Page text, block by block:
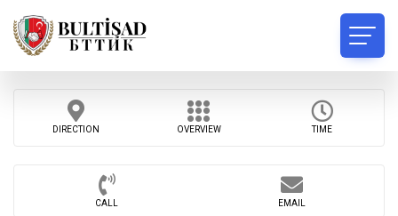
DIRECTION OVERVIEW TIME
CALL EMAIL